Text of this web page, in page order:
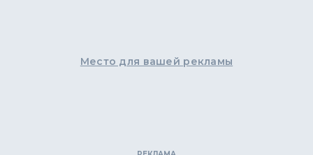
Место для вашей рекламы